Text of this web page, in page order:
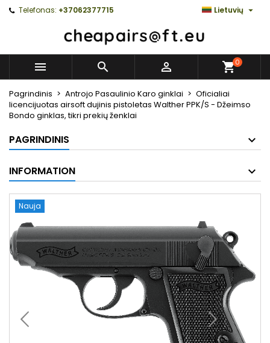
Telefonas: +37062377715 Lietuvių 
   0
Pagrindinis Antrojo Pasaulinio Karo ginklai
Oficialiai
licencijuotas airsoft dujinis pistoletas Walther PPK/S - Džeimso
Bondo ginklas, tikri prekių ženklai
PAGRINDINIS
INFORMATION
Nauja